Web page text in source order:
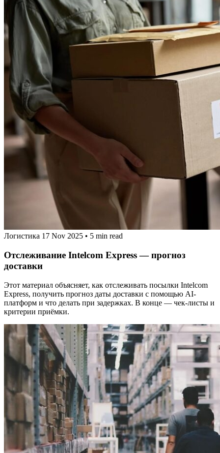
Логистика 17 Nov 2025 • 5 min read
Отслеживание Intelcom Express — прогноз
доставки
Этот материал объясняет, как отслеживать посылки Intelcom
Express, получить прогноз даты доставки с помощью AI-
платформ и что делать при задержках. В конце — чек-листы и
критерии приёмки.